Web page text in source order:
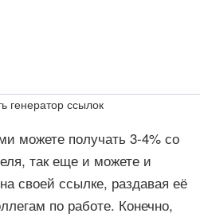
генератор ссылок
можете получать 3-4% со
так еще и можете и
своей ссылке, раздавая её
по работе. Конечно,